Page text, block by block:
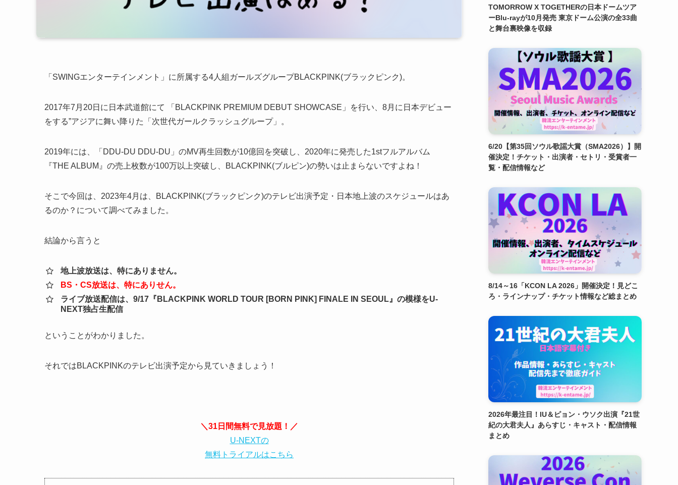
「SWINGエンターテインメント」に所属する4人組ガールズグループBLACKPINK(ブラックピンク)。
2017年7月20日に日本武道館にて 「BLACKPINK PREMIUM DEBUT SHOWCASE」を行い、8月に日本デビュー
をする”アジアに舞い降りた「次世代ガールクラッシュグループ」。
2019年には、「DDU-DU DDU-DU」のMV再生回数が10億回を突破し、2020年に発売した1stフルアルバム
『THE ALBUM』の売上枚数が100万以上突破し、BLACKPINK(ブルピン)の勢いは止まらないですよね！
そこで今回は、2023年4月は、BLACKPINK(ブラックピンク)のテレビ出演予定・日本地上波のスケジュールはあ
るのか？について調べてみました。
結論から言うと
地上波放送は、特にありません。
BS・CS放送は、特にありせん。
ライブ放送配信は、9/17『BLACKPINK WORLD TOUR [BORN PINK] FINALE IN SEOUL』の模様をU-
NEXT独占生配信
ということがわかりました。
それではBLACKPINKのテレビ出演予定から見ていきましょう！
＼31日間無料で見放題！／
U-NEXTの
無料トライアルはこちら
TOMORROW X TOGETHERの日本ドームツア
ーBlu-rayが10月発売 東京ドーム公演の全33曲
と舞台裏映像を収録
6/20【第35回ソウル歌謡大賞（SMA2026）】開
催決定！チケット・出演者・セトリ・受賞者一
覧・配信情報など
8/14～16「KCON LA 2026」開催決定！見どこ
ろ・ラインナップ・チケット情報など総まとめ
2026年最注目！IU＆ピョン・ウソク出演『21世
紀の大君夫人』あらすじ・キャスト・配信情報
まとめ